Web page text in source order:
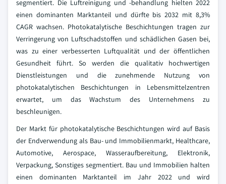
segmentiert. Die Luftreinigung und -behandlung hielten 2022
einen dominanten Marktanteil und dürfte bis 2032 mit 8,3%
CAGR wachsen. Photokatalytische Beschichtungen tragen zur
Verringerung von Luftschadstoffen und schädlichen Gasen bei,
was zu einer verbesserten Luftqualität und der öffentlichen
Gesundheit führt. So werden die qualitativ hochwertigen
Dienstleistungen und die zunehmende Nutzung von
photokatalytischen Beschichtungen in Lebensmittelzentren
erwartet, um das Wachstum des Unternehmens zu
beschleunigen.
Der Markt für photokatalytische Beschichtungen wird auf Basis
der Endverwendung als Bau- und Immobilienmarkt, Healthcare,
Automotive, Aerospace, Wasseraufbereitung, Elektronik,
Verpackung, Sonstiges segmentiert. Bau und Immobilien halten
einen dominanten Marktanteil im Jahr 2022 und wird